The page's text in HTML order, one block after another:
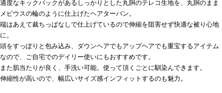
適度なキックバックがあるしっかりとした丸胴のテレコ生地を、丸胴のまま
メビウスの輪のように仕上げたヘアターバン。
端はあえて裁ちっぱなしで仕上げているので伸縮を阻害せず快適な被り心地
に。
頭をすっぽりと包み込み、ダウンヘアでもアップヘアでも重宝するアイテム
なので、ご自宅でのデイリー使いにもおすすめです。
また肌当たりが良く、手洗い可能。使って頂くごとに馴染んできます。
伸縮性が高いので、幅広いサイズ感インフィットするのも魅力。